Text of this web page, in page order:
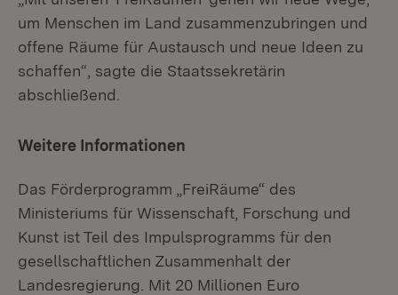
um Menschen im Land zusammenzubringen und
offene Räume für Austausch und neue Ideen zu
schaffen“, sagte die Staatssekretärin
abschließend.
Weitere Informationen
Das Förderprogramm „FreiRäume“ des
Ministeriums für Wissenschaft, Forschung und
Kunst ist Teil des Impulsprogramms für den
gesellschaftlichen Zusammenhalt der
Landesregierung. Mit 20 Millionen Euro